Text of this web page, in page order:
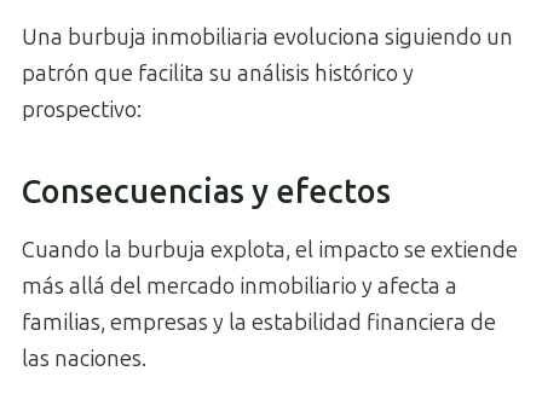
Una burbuja inmobiliaria evoluciona siguiendo un
patrón que facilita su análisis histórico y
prospectivo:
Consecuencias y efectos
Cuando la burbuja explota, el impacto se extiende
más allá del mercado inmobiliario y afecta a
familias, empresas y la estabilidad financiera de
las naciones.